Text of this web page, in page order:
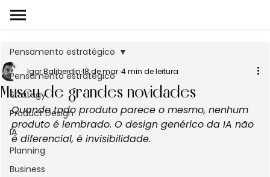
Pensamento estratégico
Strategy
Product Design
IA
Planning
Business
Pensamento estratégico
Museu de grandes novidades
Igor Baliberdin18 de mar.4 min de leitura
Quando todo produto parece o mesmo, nenhum
produto é lembrado. O design genérico da IA não
é diferencial, é invisibilidade.